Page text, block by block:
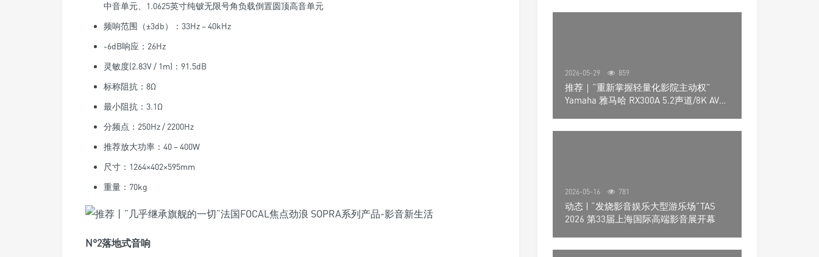
中音单元、1.0625英寸纯铍无限号角负载倒置圆顶高音单元
频响范围（±3db）：33Hz – 40kHz
-6dB响应：26Hz
灵敏度(2.83V / 1m)：91.5dB
标称阻抗：8Ω
最小阻抗：3.1Ω
分频点：250Hz / 2200Hz
推荐放大功率：40 – 400W
尺寸：1264×402×595mm
重量：70kg
N°2落地式音响
2026-05-29 859
推荐｜“重新掌握轻量化影院主动权”
Yamaha 雅马哈 RX300A 5.2声道/8K AV放
2026-05-16 781
动态 | “发烧影音娱乐大型游乐场”TAS
2026 第33届上海国际高端影音展开幕